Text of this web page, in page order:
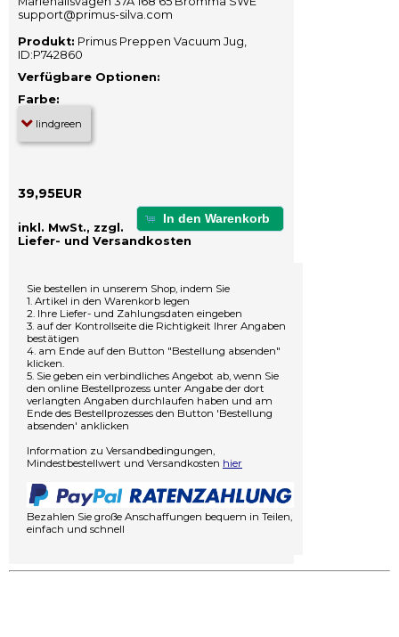
support@primus-silva.com
Produkt: Primus Preppen Vacuum Jug,
ID:P742860
Verfügbare Optionen:
Farbe:
39,95EUR
In den Warenkorb
inkl. MwSt., zzgl.
Liefer- und Versandkosten
Sie bestellen in unserem Shop, indem Sie
1. Artikel in den Warenkorb legen
2. Ihre Liefer- und Zahlungsdaten eingeben
3. auf der Kontrollseite die Richtigkeit Ihrer Angaben
bestätigen
4. am Ende auf den Button "Bestellung absenden"
klicken.
5. Sie geben ein verbindliches Angebot ab, wenn Sie
den online Bestellprozess unter Angabe der dort
verlangten Angaben durchlaufen haben und am
Ende des Bestellprozesses den Button 'Bestellung
absenden' anklicken
Information zu Versandbedingungen,
Mindestbestellwert und Versandkosten hier
Bezahlen Sie große Anschaffungen bequem in Teilen,
einfach und schnell